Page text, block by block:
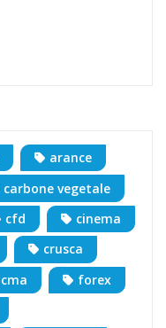
arance
carbone vegetale
cfd
cinema
crusca
forex